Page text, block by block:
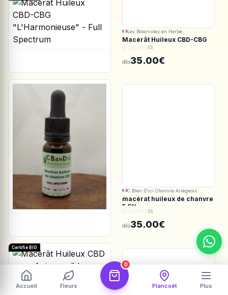
Les Botanistes en Herbe
Macérât Huileux CBD-CBG
"L'Harmonieuse" - Full
(0)
dès35.00€
C Bien D'ici Chanvre Ariégeois
macérat huileux de chanvre
5.5%
(0)
dès35.00€
Certifié BIO
Les Botanistes en Herbe
Macérât Huileux CBD pour
Accueil Fleurs
0
Plancoët Plus